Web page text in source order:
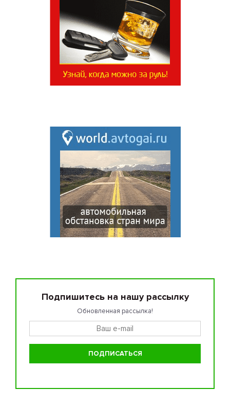
Подпишитесь на нашу рассылку
Обновленная рассылка!